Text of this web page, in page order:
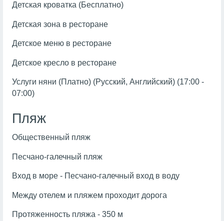
Детская кроватка (Бесплатно)
Детская зона в ресторане
Детское меню в ресторане
Детское кресло в ресторане
Услуги няни (Платно) (Русский, Английский) (17:00 -
07:00)
Пляж
Общественный пляж
Песчано-галечный пляж
Вход в море - Песчано-галечный вход в воду
Между отелем и пляжем проходит дорога
Протяженность пляжа - 350 м